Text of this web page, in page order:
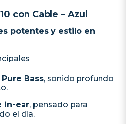
con Cable – Azul
potentes y estilo en
Bass, sonido profundo
in-ear, pensado para
el día.